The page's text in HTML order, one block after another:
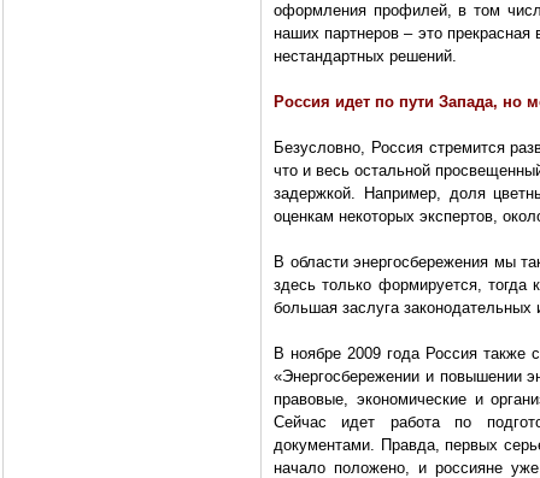
оформления профилей, в том
наших партнеров – это
нестандартных решений.
Россия идет по пути Запада, но
Безусловно, Россия стремится
что и весь остальной
задержкой. Например, доля
оценкам некоторых экспертов,
В области энергосбережения мы
здесь только формируется, тогда
большая заслуга законодательных
В ноябре 2009 года Россия также
«Энергосбережении и повышении
правовые, экономические и
Сейчас идет работа по
документами. Правда, первых
начало положено, и россияне